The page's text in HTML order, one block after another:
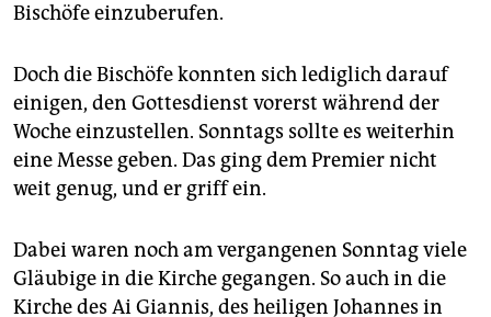
Bischöfe einzuberufen.
Doch die Bischöfe konnten sich lediglich darauf
einigen, den Gottesdienst vorerst während der
Woche einzustellen. Sonntags sollte es weiterhin
eine Messe geben. Das ging dem Premier nicht
weit genug, und er griff ein.
Dabei waren noch am vergangenen Sonntag viele
Gläubige in die Kirche gegangen. So auch in die
Kirche des Ai Giannis, des heiligen Johannes in